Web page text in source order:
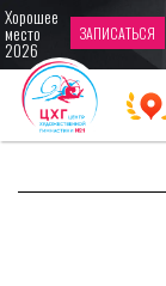
Хорошее
место
2026
ЗАПИСАТЬСЯ
Главная Новости